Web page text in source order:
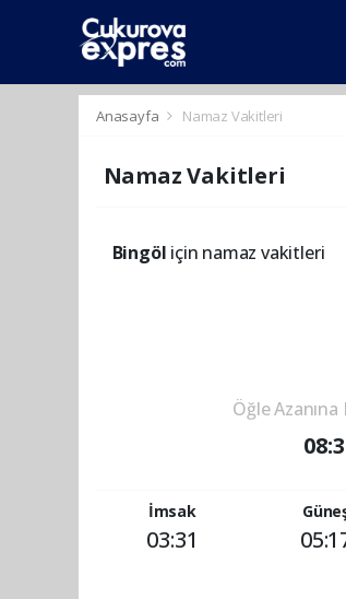
Anasayfa Namaz Vakitleri
Namaz Vakitleri
Bingöl için namaz vakitleri
Öğle Azanına
İmsak
03:31